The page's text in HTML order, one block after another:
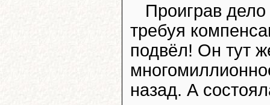
Проиграв
требуя
подвёл! Он тут
назад. А